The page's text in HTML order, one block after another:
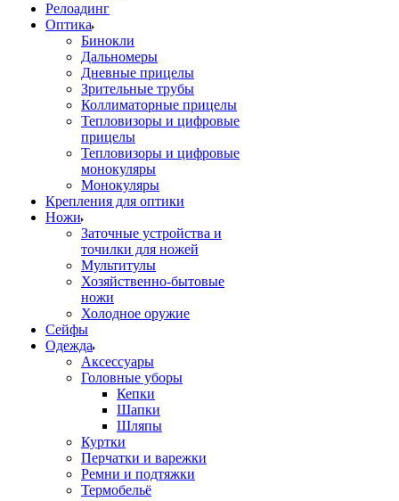
Релоадинг
Оптика
Бинокли
Дальномеры
Дневные прицелы
Зрительные трубы
Коллиматорные прицелы
Тепловизоры и цифровые
прицелы
Тепловизоры и цифровые
монокуляры
Монокуляры
Крепления для оптики
Ножи
Заточные устройства и
точилки для ножей
Мультитулы
Хозяйственно-бытовые
ножи
Холодное оружие
Сейфы
Одежда
Аксессуары
Головные уборы
Кепки
Шапки
Шляпы
Куртки
Перчатки и варежки
Ремни и подтяжки
Термобельё